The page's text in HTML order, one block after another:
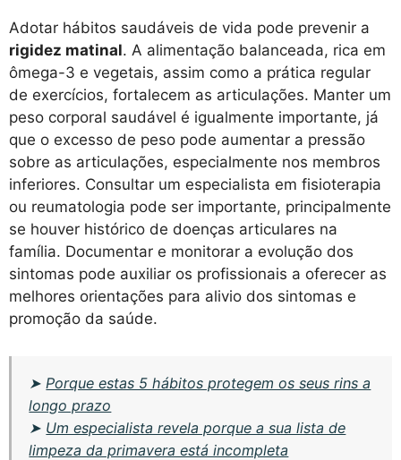
Adotar hábitos saudáveis de vida pode prevenir a
rigidez matinal. A alimentação balanceada, rica em
ômega-3 e vegetais, assim como a prática regular
de exercícios, fortalecem as articulações. Manter um
peso corporal saudável é igualmente importante, já
que o excesso de peso pode aumentar a pressão
sobre as articulações, especialmente nos membros
inferiores. Consultar um especialista em fisioterapia
ou reumatologia pode ser importante, principalmente
se houver histórico de doenças articulares na
família. Documentar e monitorar a evolução dos
sintomas pode auxiliar os profissionais a oferecer as
melhores orientações para alivio dos sintomas e
promoção da saúde.
➤ Porque estas 5 hábitos protegem os seus rins a
longo prazo
➤ Um especialista revela porque a sua lista de
limpeza da primavera está incompleta